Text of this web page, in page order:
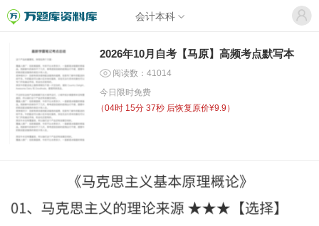
会计本科
2026年10月自考【马原】高频考点默写本
阅读数：41014
今日限时免费
（04时 15分 37秒 后恢复原价¥9.9）